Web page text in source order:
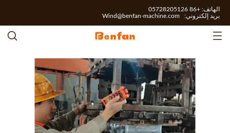
الهاتف: +86 05728205126
بريد إلكتروني: Wind@benfan-machine.com